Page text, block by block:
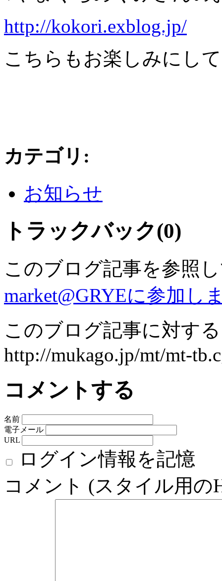
http://kokori.exblog.jp/
こちらもお楽しみにし
カテゴリ :
お知らせ
トラックバック(0)
このブログ記事を参照
market@GRYEに参加し
このブログ記事に対す
http://mukago.jp/mt/mt-
コメントする
名前
電子メール
URL
ログイン情報を記憶
コメント (スタイル用